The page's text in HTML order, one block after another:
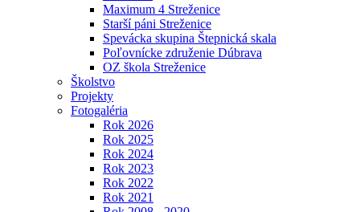
Maximum 4 Streženice
Starší páni Streženice
Spevácka skupina Štepnická skala
Poľovnícke združenie Dúbrava
OZ škola Streženice
Školstvo
Projekty
Fotogaléria
Rok 2026
Rok 2025
Rok 2024
Rok 2023
Rok 2022
Rok 2021